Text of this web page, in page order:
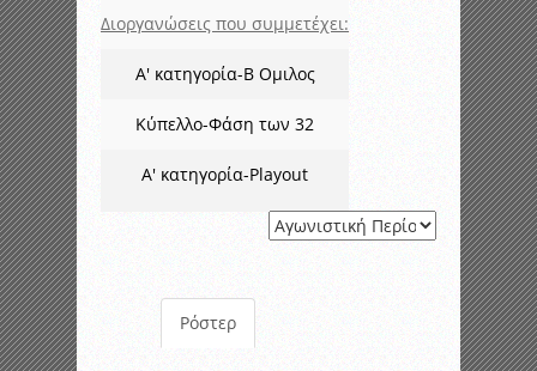
Διοργανώσεις που συμμετέχει:
Α' κατηγορία-Β Ομιλος
Κύπελλο-Φάση των 32
Α' κατηγορία-Playout
Ρόστερ